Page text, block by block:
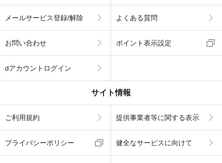
メールサービス登録/解除 よくある質問
お問い合わせ ポイント表示設定
dアカウントログイン
サイト情報
ご利用規約 提供事業者等に関する表示
プライバシーポリシー 健全なサービスに向けて